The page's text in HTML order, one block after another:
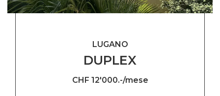
DUPLEX
LUGANO
CHF 12'000.-/mese